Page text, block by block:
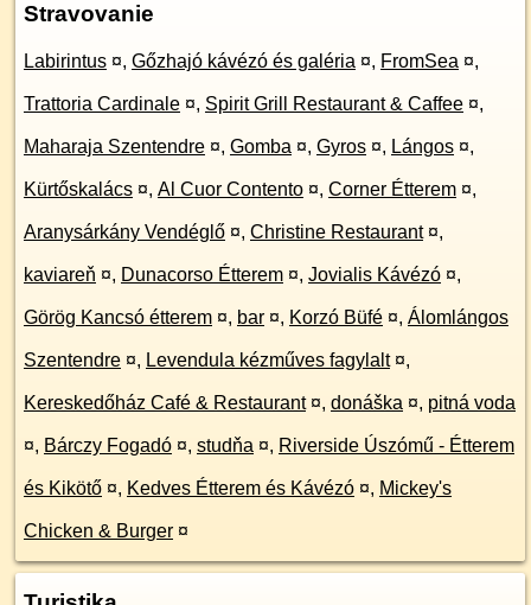
Stravovanie
Labirintus ¤, Gőzhajó kávézó és galéria ¤, FromSea ¤,
Trattoria Cardinale ¤, Spirit Grill Restaurant & Caffee ¤,
Maharaja Szentendre ¤, Gomba ¤, Gyros ¤, Lángos ¤,
Kürtőskalács ¤, Al Cuor Contento ¤, Corner Étterem ¤,
Aranysárkány Vendéglő ¤, Christine Restaurant ¤,
kaviareň ¤, Dunacorso Étterem ¤, Jovialis Kávézó ¤,
Görög Kancsó étterem ¤, bar ¤, Korzó Büfé ¤, Álomlángos
Szentendre ¤, Levendula kézműves fagylalt ¤,
Kereskedőház Café & Restaurant ¤, donáška ¤, pitná voda
¤, Bárczy Fogadó ¤, studňa ¤, Riverside Úszómű - Étterem
és Kikötő ¤, Kedves Étterem és Kávézó ¤, Mickey's
Chicken & Burger ¤